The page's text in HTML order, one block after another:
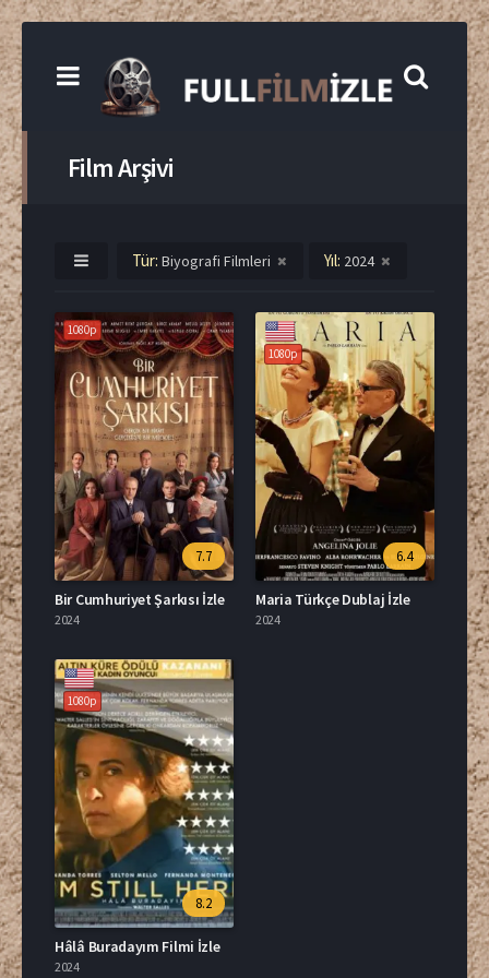
Film Arşivi
Tür: Biyografi Filmleri Yıl: 2024
1080p
7.7
Bir Cumhuriyet Şarkısı İzle
2024
1080p
6.4
Maria Türkçe Dublaj İzle
2024
1080p
8.2
Hâlâ Buradayım Filmi İzle
2024